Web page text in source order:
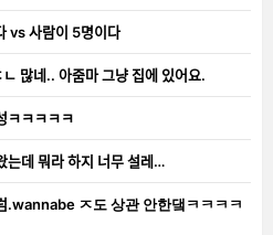
vs 사람이 5명이다
많네.. 아줌마 그냥 집에 있어요.
ㅋㅋㅋㅋㅋ
뭐라 하지 너무 설레…
ㅈ도 상관 안한댘ㅋㅋㅋㅋ